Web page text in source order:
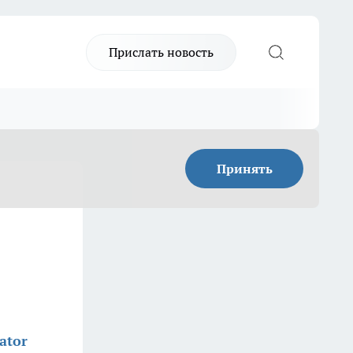
Прислать новость
Принять